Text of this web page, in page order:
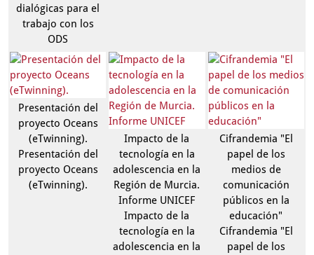
dialógicas para el
trabajo con los
ODS
Presentación del
proyecto Oceans
(eTwinning).
Presentación del
proyecto Oceans
(eTwinning).
Impacto de la
tecnología en la
adolescencia en la
Región de Murcia.
Informe UNICEF
Impacto de la
tecnología en la
adolescencia en la
Cifrandemia "El
papel de los
medios de
comunicación
públicos en la
educación"
Cifrandemia "El
papel de los